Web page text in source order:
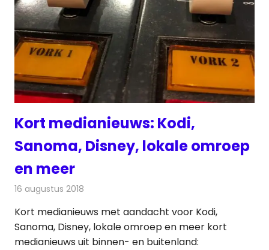
Kort medianieuws: Kodi,
Sanoma, Disney, lokale omroep
en meer
16 augustus 2018
Kort medianieuws met aandacht voor Kodi,
Sanoma, Disney, lokale omroep en meer kort
medianieuws uit binnen- en buitenland: